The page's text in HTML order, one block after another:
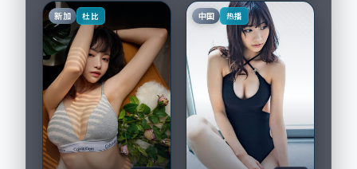
期主要在韩国完成制
作协同，2025-...
事，张译、松坂桃李
的...
新加 杜比 中国 热播